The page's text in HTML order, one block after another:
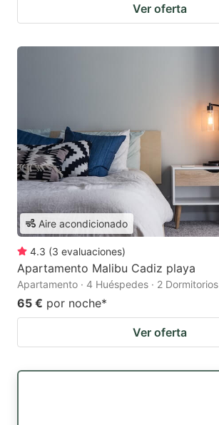
Ver oferta
Aire acondicionado
4.3 (3 evaluaciones)
Apartamento Malibu Cadiz playa
Apartamento · 4 Huéspedes · 2 Dormitorios
65 € por noche*
Ver oferta